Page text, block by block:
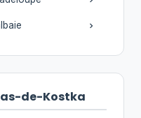
de-Kostka